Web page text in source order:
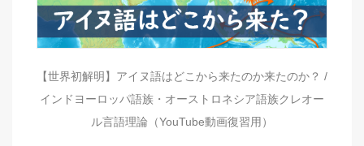
【世界初解明】アイヌ語はどこから来たのか来たのか？ /
インドヨーロッパ語族・オーストロネシア語族クレオー
ル言語理論（YouTube動画復習用）